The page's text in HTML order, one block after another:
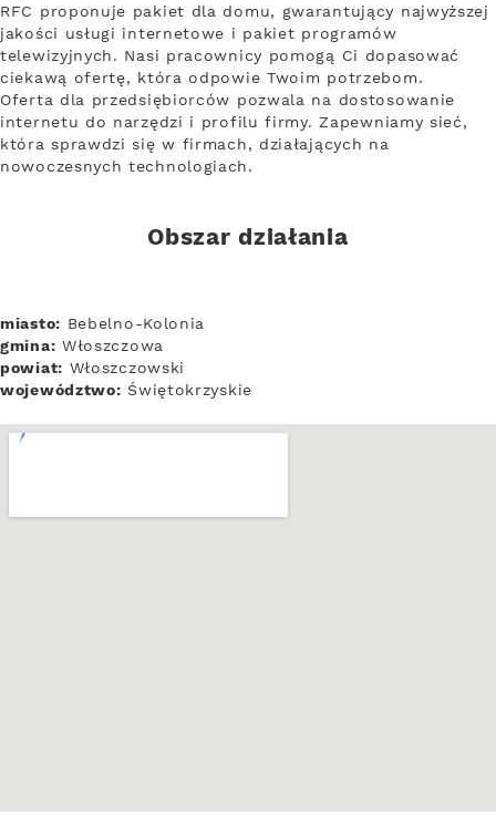
RFC proponuje pakiet dla domu, gwarantujący najwyższej
jakości usługi internetowe i pakiet programów
telewizyjnych. Nasi pracownicy pomogą Ci dopasować
ciekawą ofertę, która odpowie Twoim potrzebom.
Oferta dla przedsiębiorców pozwala na dostosowanie
internetu do narzędzi i profilu firmy. Zapewniamy sieć,
która sprawdzi się w firmach, działających na
nowoczesnych technologiach.
Obszar działania
miasto: Bebelno-Kolonia
gmina: Włoszczowa
powiat: Włoszczowski
województwo: Świętokrzyskie